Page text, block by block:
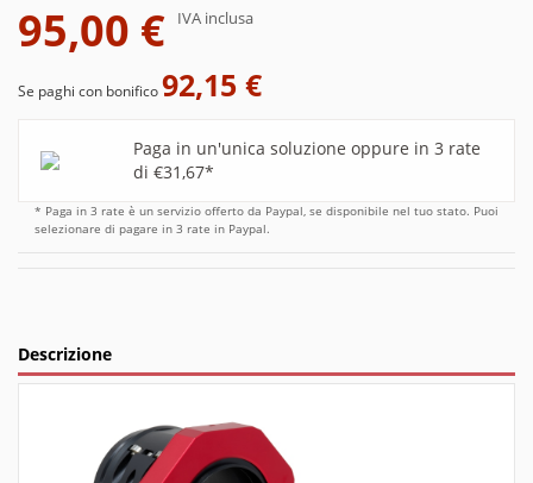
95,00 € IVA inclusa
Se paghi con bonifico92,15 €
Paga in un'unica soluzione oppure in 3 rate
di €31,67*
* Paga in 3 rate è un servizio offerto da Paypal, se disponibile nel tuo stato. Puoi
selezionare di pagare in 3 rate in Paypal.
Descrizione